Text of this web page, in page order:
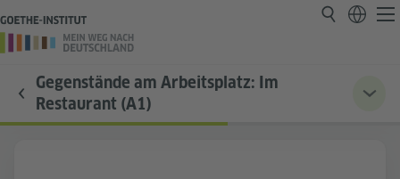
Gegenstände am Arbeitsplatz: Im
Restaurant (A1)